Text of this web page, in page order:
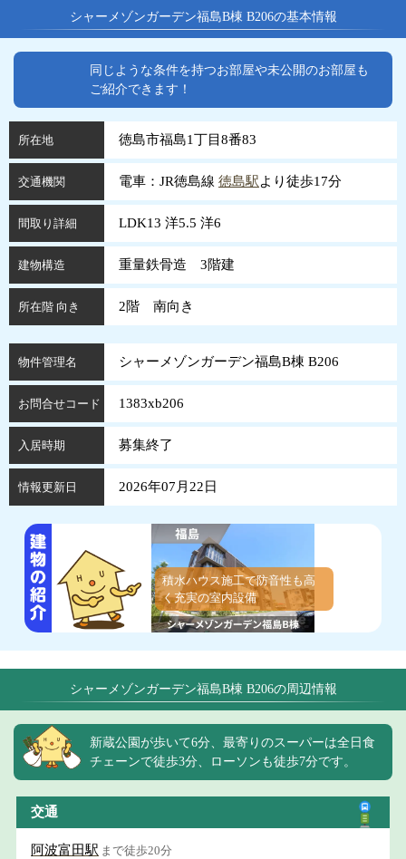
シャーメゾンガーデン福島B棟 B206の基本情報
同じような条件を持つお部屋や未公開のお部屋も
ご紹介できます！
所在地 徳島市福島1丁目8番83
交通機関 電車：JR徳島線 徳島駅より徒歩17分
間取り詳細 LDK13 洋5.5 洋6
建物構造 重量鉄骨造 3階建
所在階 向き 2階 南向き
物件管理名 シャーメゾンガーデン福島B棟 B206
お問合せコード 1383xb206
入居時期 募集終了
情報更新日 2026年07月22日
積水ハウス施工で防音性も高
く充実の室内設備
シャーメゾンガーデン福島B棟 B206の周辺情報
新蔵公園が歩いて6分、最寄りのスーパーは全日食
チェーンで徒歩3分、ローソンも徒歩7分です。
交通
阿波富田駅 まで徒歩20分